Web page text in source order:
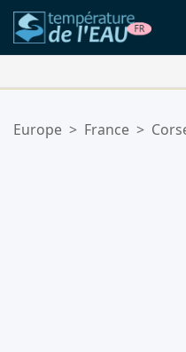
Votre liste de favoris est
Europe > France >